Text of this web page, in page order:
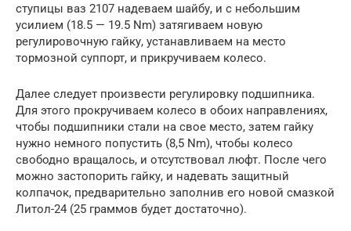
ступицы ваз 2107 надеваем шайбу, и с небольшим
усилием (18.5 — 19.5 Nm) затягиваем новую
регулировочную гайку, устанавливаем на место
тормозной суппорт, и прикручиваем колесо.
Далее следует произвести регулировку подшипника.
Для этого прокручиваем колесо в обоих направлениях,
чтобы подшипники стали на свое место, затем гайку
нужно немного попустить (8,5 Nm), чтобы колесо
свободно вращалось, и отсутствовал люфт. После чего
можно застопорить гайку, и надевать защитный
колпачок, предварительно заполнив его новой смазкой
Литол-24 (25 граммов будет достаточно).